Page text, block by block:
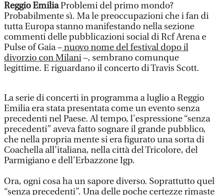
Reggio EmiliaProblemi del primo mondo?
Probabilmente sì. Ma le preoccupazioni che i fan di
tutta Europa stanno manifestando nella sezione
commenti delle pubblicazioni social di Rcf Arena e
Pulse of Gaia –nuovo nome del festival dopo il
divorzio con Milani–, sembrano comunque
legittime. E riguardano il concerto di Travis Scott.
La serie di concerti in programma a luglio a Reggio
Emilia era stata presentata come un evento senza
precedenti nel Paese. Al tempo, l’espressione “senza
precedenti” aveva fatto sognare il grande pubblico,
che nella propria mente si era figurato una sorta di
Coachella all’italiana, nella città del Tricolore, del
Parmigiano e dell’Erbazzone Igp.
Ora, ogni cosa ha un sapore diverso. Soprattutto quel
“senza precedenti”. Una delle poche certezze rimaste